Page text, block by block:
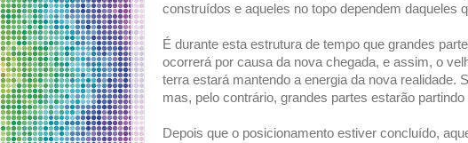
construídos e aqueles no topo dependem daqueles
É durante esta estrutura de tempo que grandes
ocorrerá por causa da nova chegada, e assim, o
terra estará mantendo a energia da nova realidade.
mas, pelo contrário, grandes partes estarão
Depois que o posicionamento estiver concluído,